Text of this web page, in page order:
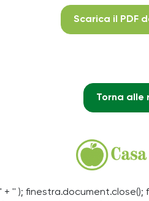
Scarica il PDF
Torna alle
' + '' ); finestra.document.close();